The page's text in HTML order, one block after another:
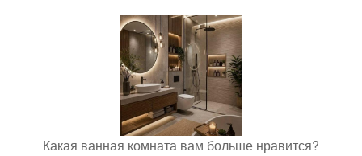
Какая ванная комната вам больше нравится?